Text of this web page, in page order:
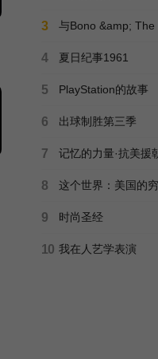
90
8
3 与Bono &amp; The Edge
4 夏日纪事1961
5 PlayStation的故事
6 出球制胜第三季
7 记忆的力量·抗美援
8 这个世界：美国的
9 时尚圣经
10 我在人艺学表演